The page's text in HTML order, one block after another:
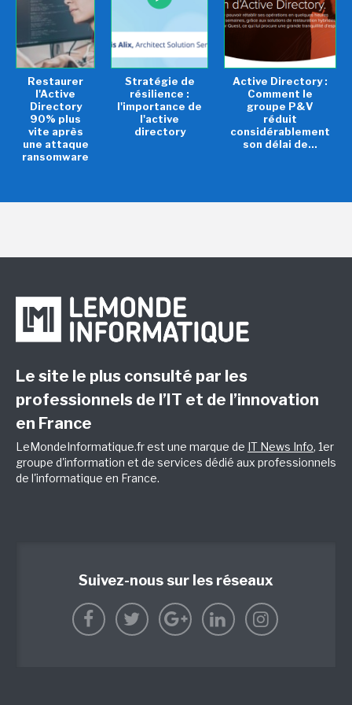
Restaurer
l'Active
Directory
90% plus
vite après
une attaque
ransomware
Stratégie de
résilience :
l'importance de
l'active
directory
Active Directory :
Comment le
groupe P&V
réduit
considérablement
son délai de...
Le site le plus consulté par les
professionnels de l’IT et de l’innovation
en France
LeMondeInformatique.fr est une marque de IT News Info, 1er
groupe d'information et de services dédié aux professionnels
de l'informatique en France.
Suivez-nous sur les réseaux